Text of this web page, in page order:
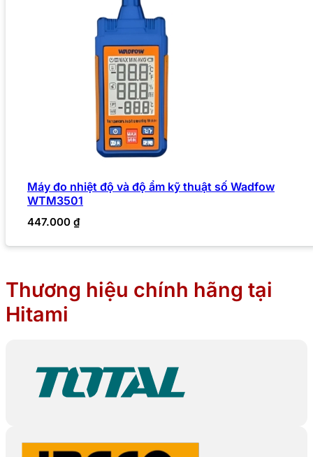
Máy đo nhiệt độ và độ ẩm kỹ thuật số Wadfow
WTM3501
447.000 ₫
Thương hiệu chính hãng tại
Hitami